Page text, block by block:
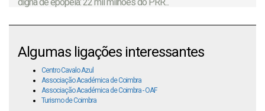
Algumas ligações interessantes
Centro Cavalo Azul
Associação Académica de Coimbra
Associação Académica de Coimbra - OAF
Turismo de Coimbra